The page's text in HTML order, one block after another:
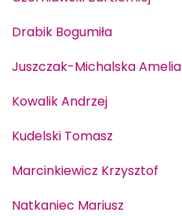
Drabik Bogumiła
Juszczak-Michalska Amelia
Kowalik Andrzej
Kudelski Tomasz
Marcinkiewicz Krzysztof
Natkaniec Mariusz